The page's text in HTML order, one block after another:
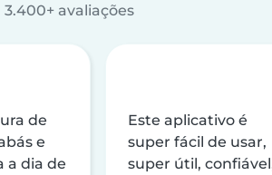
3.400+ avaliações
de
e
a dia de
Este aplicativo é
super fácil de usar,
super útil,